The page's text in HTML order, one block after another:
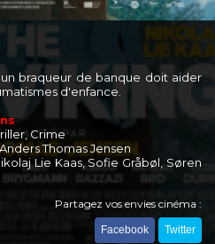
braqueur de banque doit aider
d'enfance.
Crime
Anders Thomas Jensen
Lie Kaas, Sofie Gråbøl, Søren
Partagez vos envies cinéma :
Facebook Twitter